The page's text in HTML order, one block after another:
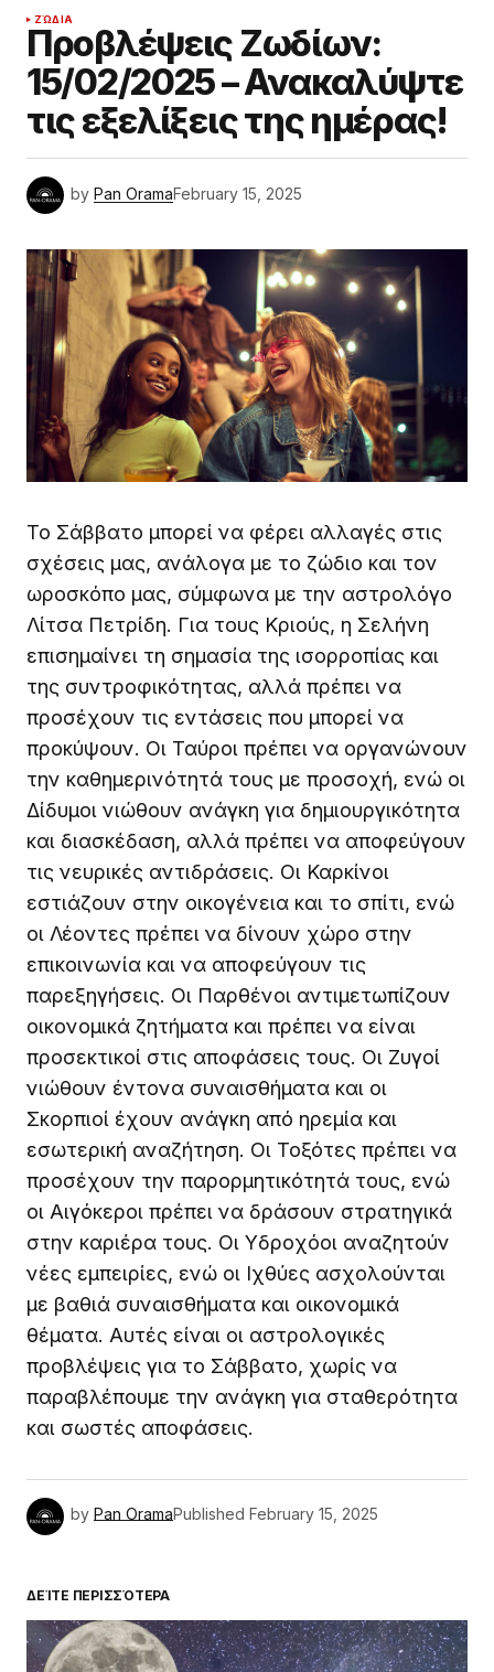
ΖΏΔΙΑ
Προβλέψεις Ζωδίων:
15/02/2025 – Ανακαλύψτε
τις εξελίξεις της ημέρας!
by Pan OramaFebruary 15, 2025
Το Σάββατο μπορεί να φέρει αλλαγές στις
σχέσεις μας, ανάλογα με το ζώδιο και τον
ωροσκόπο μας, σύμφωνα με την αστρολόγο
Λίτσα Πετρίδη. Για τους Κριούς, η Σελήνη
επισημαίνει τη σημασία της ισορροπίας και
της συντροφικότητας, αλλά πρέπει να
προσέχουν τις εντάσεις που μπορεί να
προκύψουν. Οι Ταύροι πρέπει να οργανώνουν
την καθημερινότητά τους με προσοχή, ενώ οι
Δίδυμοι νιώθουν ανάγκη για δημιουργικότητα
και διασκέδαση, αλλά πρέπει να αποφεύγουν
τις νευρικές αντιδράσεις. Οι Καρκίνοι
εστιάζουν στην οικογένεια και το σπίτι, ενώ
οι Λέοντες πρέπει να δίνουν χώρο στην
επικοινωνία και να αποφεύγουν τις
παρεξηγήσεις. Οι Παρθένοι αντιμετωπίζουν
οικονομικά ζητήματα και πρέπει να είναι
προσεκτικοί στις αποφάσεις τους. Οι Ζυγοί
νιώθουν έντονα συναισθήματα και οι
Σκορπιοί έχουν ανάγκη από ηρεμία και
εσωτερική αναζήτηση. Οι Τοξότες πρέπει να
προσέχουν την παρορμητικότητά τους, ενώ
οι Αιγόκεροι πρέπει να δράσουν στρατηγικά
στην καριέρα τους. Οι Υδροχόοι αναζητούν
νέες εμπειρίες, ενώ οι Ιχθύες ασχολούνται
με βαθιά συναισθήματα και οικονομικά
θέματα. Αυτές είναι οι αστρολογικές
προβλέψεις για το Σάββατο, χωρίς να
παραβλέπουμε την ανάγκη για σταθερότητα
και σωστές αποφάσεις.
by Pan OramaPublished February 15, 2025
ΔΕΊΤΕ ΠΕΡΙΣΣΌΤΕΡΑ